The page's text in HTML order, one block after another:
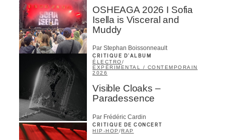
OSHEAGA 2026 I Sofia
Isella is Visceral and
Muddy
Par Stephan Boissonneault
CRITIQUE D'ALBUM
ÉLECTRO/
EXPÉRIMENTAL / CONTEMPORAIN
2026
Visible Cloaks –
Paradessence
Par Frédéric Cardin
CRITIQUE DE CONCERT
HIP-HOP /RAP